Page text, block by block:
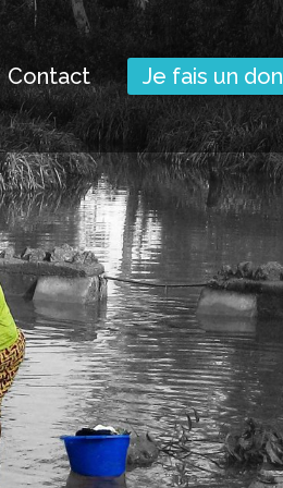
Contact Je fais un don